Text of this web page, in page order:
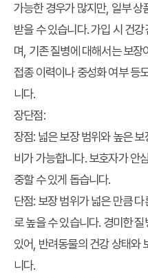
가능한 경우가 많지만, 일부 상
받을 수 있습니다. 가입 시 건
며, 기존 질병에 대해서는 보
접종 이력이나 중성화 여부 등
니다.
장단점:
장점: 넓은 보장 범위와 높은
비가 가능합니다. 보호자가 안
중할 수 있게 돕습니다.
단점: 보장 범위가 넓은 만큼
로 높을 수 있습니다. 경미한
있어, 반려동물의 건강 상태와
니다.